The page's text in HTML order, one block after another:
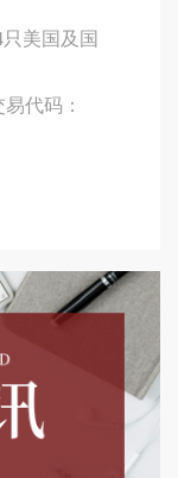
美国及国
代码：